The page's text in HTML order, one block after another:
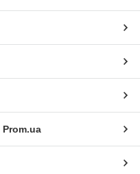
Prom.ua